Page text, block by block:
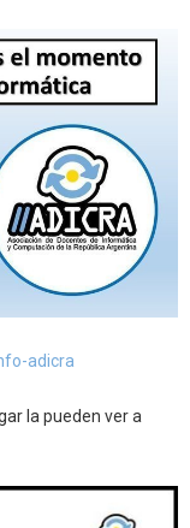
adicra
la pueden ver a